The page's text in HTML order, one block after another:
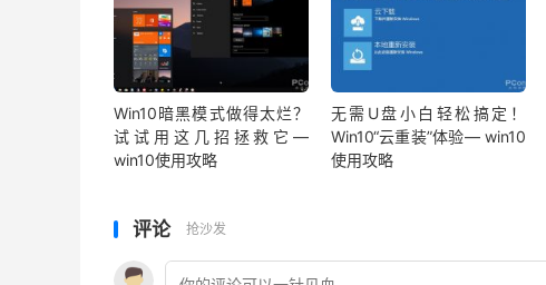
Win10暗黑模式做得太烂？
试试用这几招拯救它—
win10使用攻略
无需U盘小白轻松搞定！
Win10“云重装”体验— win10
使用攻略
评论 抢沙发